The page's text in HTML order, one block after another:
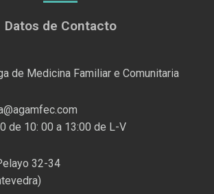
Datos de Contacto
de Medicina Familiar e Comunitaria
de 10: 00 a 13:00 de L-V
32-34